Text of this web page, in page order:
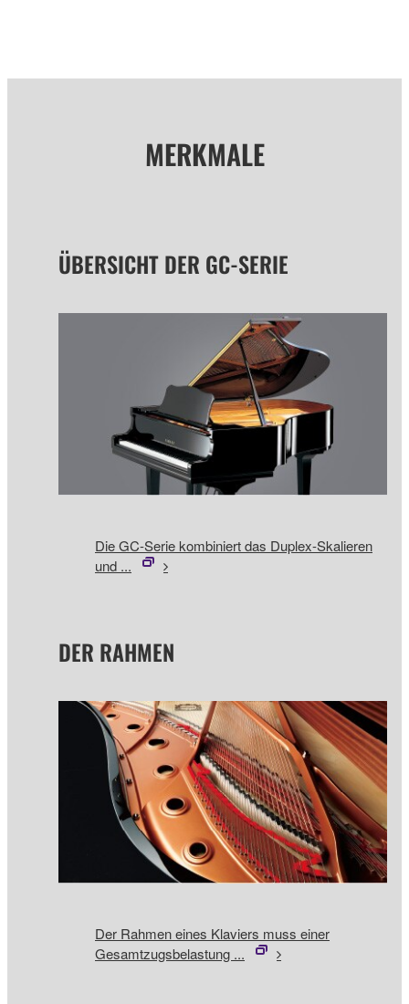
MERKMALE
ÜBERSICHT DER GC-SERIE
Die GC-Serie kombiniert das Duplex-Skalieren
und ...
DER RAHMEN
Der Rahmen eines Klaviers muss einer
Gesamtzugsbelastung ...